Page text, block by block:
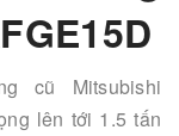
cũ Mitsubishi
lên tới 1.5 tấn